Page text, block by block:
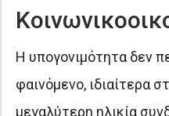
Η υπογονιμότητα δεν
φαινόμενο, ιδιαίτερα
μεγαλύτερη ηλικία